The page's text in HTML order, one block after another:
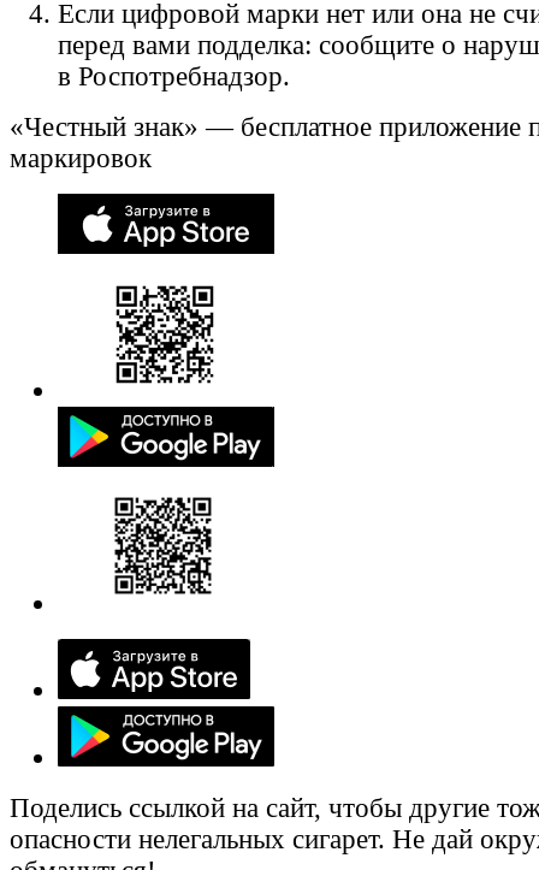
Если цифровой марки нет или она не
перед вами подделка: сообщите о
в Роспотребнадзор.
«Честный знак» — бесплатное приложение
маркировок
Поделись ссылкой на сайт, чтобы другие
опасности нелегальных сигарет. Не дай